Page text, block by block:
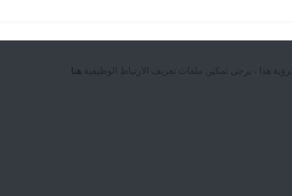
لرؤية هذا ، يرجى تمكين ملفات تعريف الارتباط الوظيفية هنا